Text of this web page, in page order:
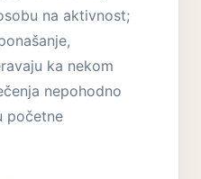
na aktivnost;
ka nekom
nepohodno
početne